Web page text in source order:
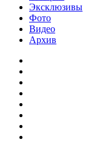
Эксклюзивы
Фото
Видео
Архив